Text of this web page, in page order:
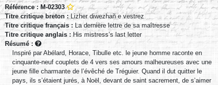
Référence : M-02303
Titre critique breton : Lizher diwezhañ e vestrez
Titre critique français : La dernière lettre de sa maîtresse
Titre critique anglais : His mistress’s last letter
Résumé :
Inspiré par Abélard, Horace, Tibulle etc. le jeune homme raconte en
cinquante-neuf couplets de 4 vers ses amours malheureuses avec une
jeune fille charmante de l’évêché de Tréguier. Quand il dut quitter le
pays, ils s’étaient jurés, à Noël, devant de saint sacrement, de s’aimer